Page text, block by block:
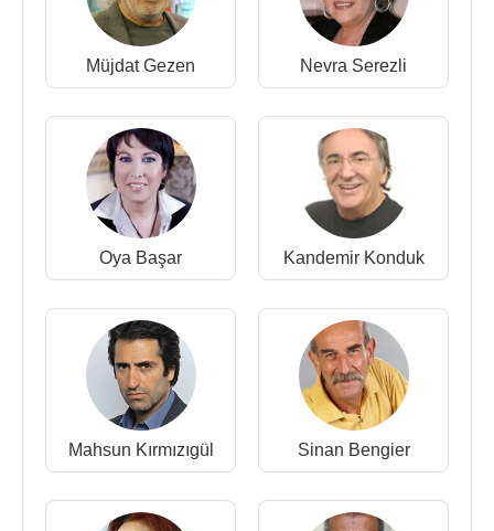
Müjdat Gezen Nevra Serezli
Oya Başar Kandemir Konduk
Mahsun Kırmızıgül Sinan Bengier